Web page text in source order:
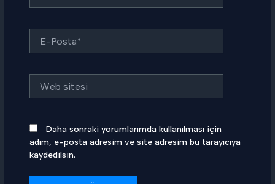
Posta*
sitesi
Daha sonraki yorumlarımda kullanılması için
adım, e-posta adresim ve site adresim bu tarayıcıya
kaydedilsin.